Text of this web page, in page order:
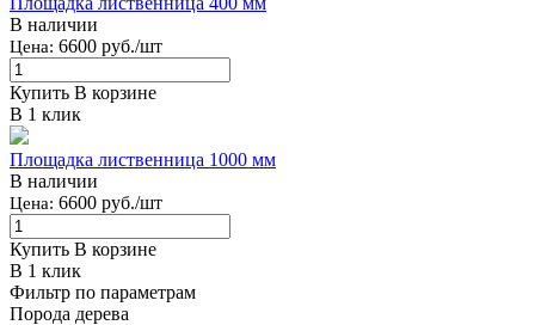
В наличии
Цена: 6600 руб./шт
Купить В корзине
В 1 клик
Площадка лиственница 1000 мм
В наличии
Цена: 6600 руб./шт
Купить В корзине
В 1 клик
Фильтр по параметрам
Порода дерева